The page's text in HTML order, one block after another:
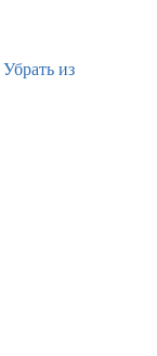
Убрать из